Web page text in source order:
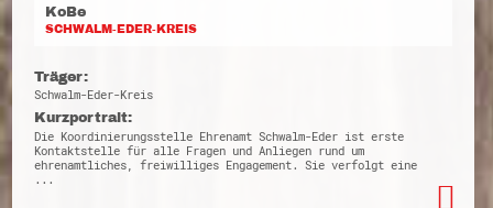
KoBe
SCHWALM-EDER-KREIS
Träger:
Schwalm-Eder-Kreis
Kurzportrait:
Die Koordinierungsstelle Ehrenamt Schwalm-Eder ist erste
Kontaktstelle für alle Fragen und Anliegen rund um
ehrenamtliches, freiwilliges Engagement. Sie verfolgt eine
...